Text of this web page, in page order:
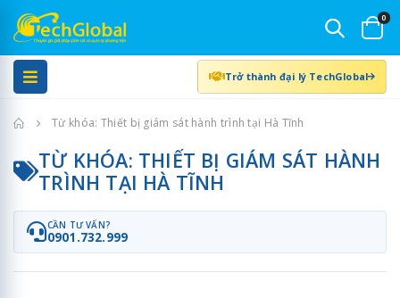
0
Trở thành đại lý TechGlobal
Trang chủTừ khóa: Thiết bị giám sát hành trình tại Hà Tĩnh
TỪ KHÓA: THIẾT BỊ GIÁM SÁT HÀNH
TRÌNH TẠI HÀ TĨNH
CẦN TƯ VẤN?
0901.732.999